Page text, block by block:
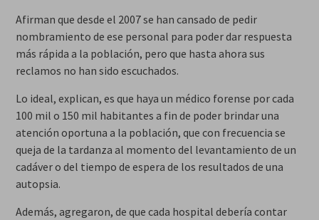
Afirman que desde el 2007 se han cansado de pedir
nombramiento de ese personal para poder dar respuesta
más rápida a la población, pero que hasta ahora sus
reclamos no han sido escuchados.
Lo ideal, explican, es que haya un médico forense por cada
100 mil o 150 mil habitantes a fin de poder brindar una
atención oportuna a la población, que con frecuencia se
queja de la tardanza al momento del levantamiento de un
cadáver o del tiempo de espera de los resultados de una
autopsia.
Además, agregaron, de que cada hospital debería contar